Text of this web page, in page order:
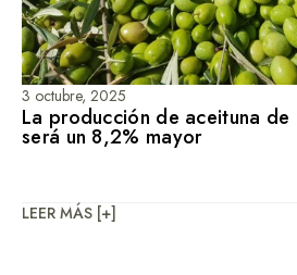
3 octubre, 2025
La producción de aceituna de
será un 8,2% mayor
LEER MÁS [+]